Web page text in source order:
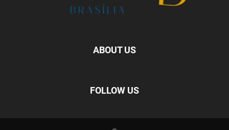
ABOUT US
FOLLOW US